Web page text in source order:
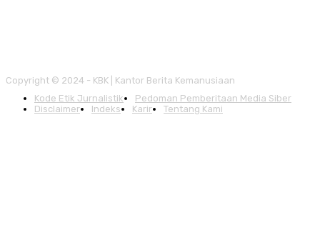
Copyright © 2024 - KBK | Kantor Berita Kemanusiaan
Kode Etik Jurnalistik
Pedoman Pemberitaan Media Siber
Disclaimer
Indeks Karir Tentang Kami